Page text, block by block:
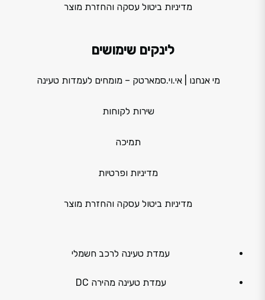
מדיניות ביטול עסקה והחזרת מוצר
לינקים שימושים
מי אנחנו | אי.וי.סמארטק – מומחים לעמדות טעינה
שירות לקוחות
תמיכה
מדיניות ופרטיות
מדיניות ביטול עסקה והחזרת מוצר
עמדת טעינה לרכב חשמלי
עמדת טעינה מהירה DC